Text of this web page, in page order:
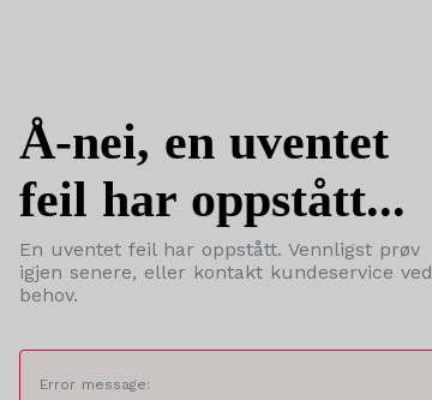
Å-nei, en uventet
feil har oppstått...
En uventet feil har oppstått. Vennligst prøv
igjen senere, eller kontakt kundeservice ved
behov.
Error message: